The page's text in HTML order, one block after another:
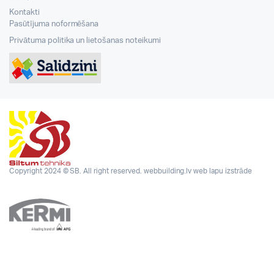
Kontakti
Pasūtījuma noformēšana
Privātuma politika un lietošanas noteikumi
Copyright 2024 © SB. All right reserved. webbuilding.lvweb lapu izstrāde